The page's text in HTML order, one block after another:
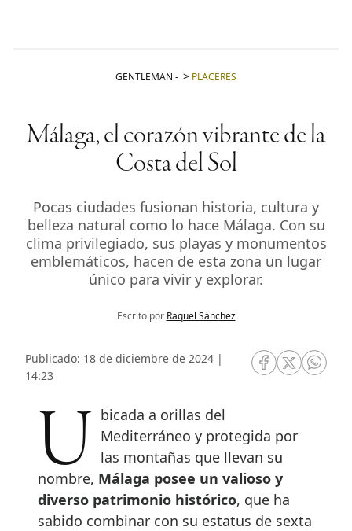
GENTLEMAN - PLACERES
Málaga, el corazón vibrante de la
Costa del Sol
Pocas ciudades fusionan historia, cultura y
belleza natural como lo hace Málaga. Con su
clima privilegiado, sus playas y monumentos
emblemáticos, hacen de esta zona un lugar
único para vivir y explorar.
Escrito por Raquel Sánchez
Publicado: 18 de diciembre de 2024 |
14:23
RRSS Facebook
RRSSRRSS
Ubicada a orillas del
Mediterráneo y protegida por
las montañas que llevan su
nombre, Málaga posee un valioso y
diverso patrimonio histórico, que ha
sabido combinar con su estatus de sexta